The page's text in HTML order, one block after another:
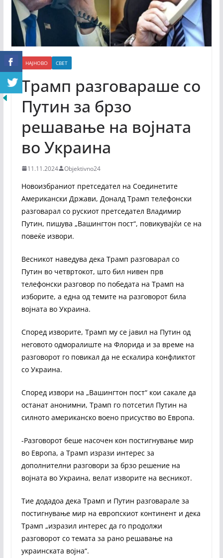
НАЈНОВО СВЕТ
Трамп разговараше со
Путин за брзо
решавање на војната
во Украина
11.11.2024 Objektivno24
Новоизбраниот претседател на Соединетите
Американски Држави, Доналд Трамп телефонски
разговарал со рускиот претседател Владимир
Путин, пишува „Вашингтон пост“, повикувајќи се на
повеќе извори.
Весникот наведува дека Трамп разговарал со
Путин во четвртокот, што бил нивен прв
телефонски разговор по победата на Трамп на
изборите, а една од темите на разговорот била
војната во Украина.
Според изворите, Трамп му се јавил на Путин од
неговото одморалиште на Флорида и за време на
разговорот го повикал да не ескалира конфликтот
со Украина.
Според извори на „Вашингтон пост“ кои сакале да
останат анонимни, Трамп го потсетил Путин на
силното американско воено присуство во Европа.
-Разговорот беше насочен кон постигнување мир
во Европа, а Трамп изрази интерес за
дополнителни разговори за брзо решение на
војната во Украина, велат изворите на весникот.
Тие додадоа дека Трамп и Путин разговарале за
постигнување мир на европскиот континент и дека
Трамп „изразил интерес да го продолжи
разговорот со темата за рано решавање на
украинската војна“.